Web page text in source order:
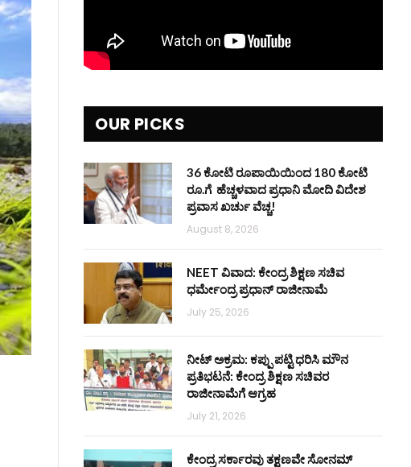
OUR PICKS
36 ಕೋಟಿ ರೂಪಾಯಿಯಿಂದ 180 ಕೋಟಿ
ರೂ.ಗೆ ಹೆಚ್ಚಳವಾದ ಪ್ರಧಾನಿ ಮೋದಿ ವಿದೇಶ
ಪ್ರವಾಸ ಖರ್ಚು ವೆಚ್ಚ!
August 8, 2026
NEET ವಿವಾದ: ಕೇಂದ್ರ ಶಿಕ್ಷಣ ಸಚಿವ
ಧರ್ಮೇಂದ್ರ ಪ್ರಧಾನ್ ರಾಜೀನಾಮೆ
July 25, 2026
ನೀಟ್ ಅಕ್ರಮ: ಕಪ್ಪು ಪಟ್ಟಿ ಧರಿಸಿ ಮೌನ
ಪ್ರತಿಭಟನೆ: ಕೇಂದ್ರ ಶಿಕ್ಷಣ ಸಚಿವರ
ರಾಜೀನಾಮೆಗೆ ಆಗ್ರಹ
July 21, 2026
ಕೇಂದ್ರ ಸರ್ಕಾರವು ತಕ್ಷಣವೇ ಸೋನಮ್